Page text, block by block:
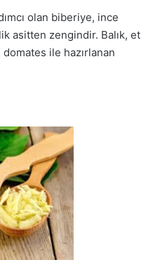
olan biberiye, ince
asitten zengindir. Balık, et
domates ile hazırlanan